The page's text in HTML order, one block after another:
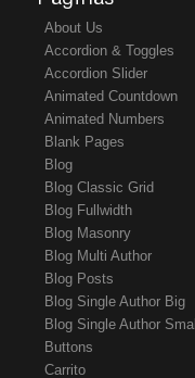
About Us
Accordion & Toggles
Accordion Slider
Animated Countdown
Animated Numbers
Blank Pages
Blog
Blog Classic Grid
Blog Fullwidth
Blog Masonry
Blog Multi Author
Blog Posts
Blog Single Author Big
Blog Single Author Small
Buttons
Carrito